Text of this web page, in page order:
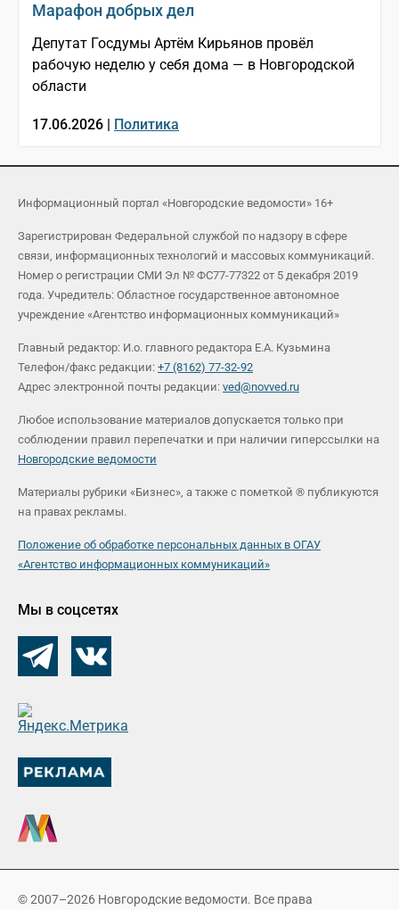
Марафон добрых дел
Депутат Госдумы Артём Кирьянов провёл
рабочую неделю у себя дома — в Новгородской
области
17.06.2026 | Политика
Информационный портал «Новгородские ведомости» 16+
Зарегистрирован Федеральной службой по надзору в сфере
связи, информационных технологий и массовых коммуникаций.
Номер о регистрации СМИ Эл № ФС77-77322 от 5 декабря 2019
года. Учредитель: Областное государственное автономное
учреждение «Агентство информационных коммуникаций»
Главный редактор: И.о. главного редактора Е.А. Кузьмина
Телефон/факс редакции: +7 (8162) 77-32-92
Адрес электронной почты редакции: ved@novved.ru
Любое использование материалов допускается только при
соблюдении правил перепечатки и при наличии гиперссылки на
Новгородские ведомости
Материалы рубрики «Бизнес», а также с пометкой ® публикуются
на правах рекламы.
Положение об обработке персональных данных в ОГАУ
«Агентство информационных коммуникаций»
Мы в соцсетях
© 2007–2026 Новгородские ведомости. Все права